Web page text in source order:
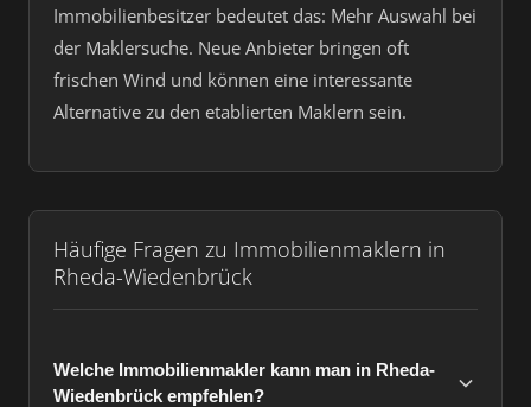
Immobilienbesitzer bedeutet das: Mehr Auswahl bei
der Maklersuche. Neue Anbieter bringen oft
frischen Wind und können eine interessante
Alternative zu den etablierten Maklern sein.
Häufige Fragen zu Immobilienmaklern in
Rheda-Wiedenbrück
Welche Immobilienmakler kann man in Rheda-
Wiedenbrück empfehlen?